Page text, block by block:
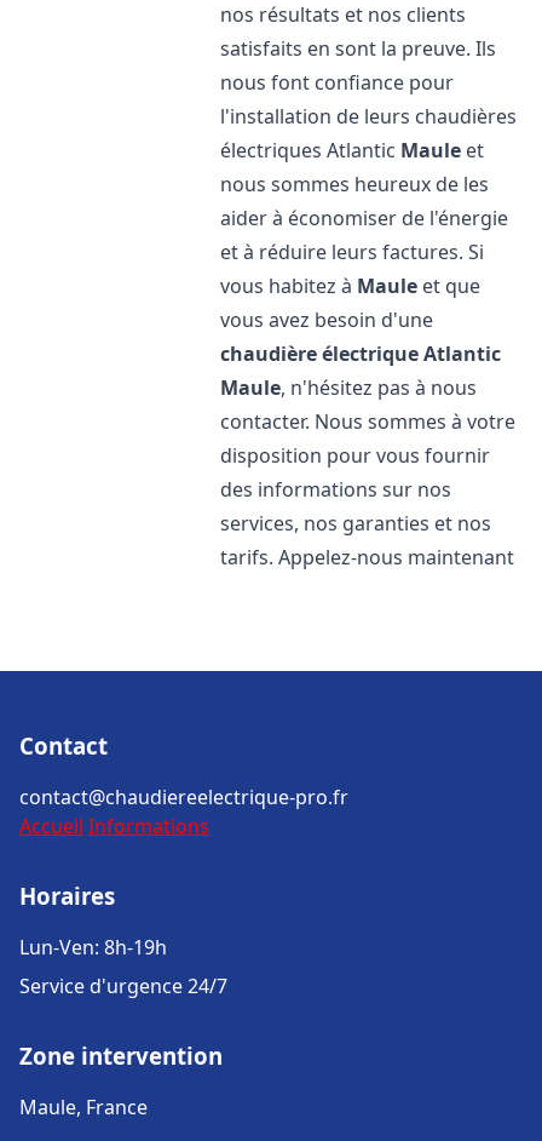
nos résultats et nos clients
satisfaits en sont la preuve. Ils
nous font confiance pour
l'installation de leurs chaudières
électriques Atlantic Maule et
nous sommes heureux de les
aider à économiser de l'énergie
et à réduire leurs factures. Si
vous habitez à Maule et que
vous avez besoin d'une
chaudière électrique Atlantic
Maule, n'hésitez pas à nous
contacter. Nous sommes à votre
disposition pour vous fournir
des informations sur nos
services, nos garanties et nos
tarifs. Appelez-nous maintenant
Contact
contact@chaudiereelectrique-pro.fr
Accueil Informations
Horaires
Lun-Ven: 8h-19h
Service d'urgence 24/7
Zone intervention
Maule, France